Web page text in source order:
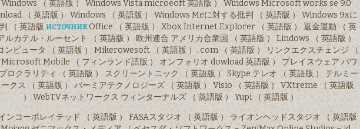
Windows （ 英語版 ） Windows Vista microeoft 英語版 ） Windows Microsoft works se 9.0
（ 英語版 ） Windows （ 英語版 ） Windows Meに対する批判 （ 英語版 ） Windows 9xに
（ 英語版источникOffice （ 英語版 ） Xbox Internet Explorer （ 英語版 ） 返金運動 （ 英
ルカテル・ルーセント （ 英語版 ） 欧州連合 アメリカ合衆国 （ 英語版 ） Lindows （ 英語版 ）
ンピュータ （ 英語版 ） Mikerowesoft （ 英語版 ）. com （ 英語版 ） リンクエクスチェンジ （
Microsoft Mobile （ フィンランド語版 ） オンフォリオ dowload 英語版 ） プレイスウェア パワ
ロクラリティ （ 英語版 ） スクリーントニック （ 英語版 ） Skype テレオ （ 英語版 ） テルミー
クス （ 英語版 ） バーミアテクノロジーズ （ 英語版 ） Visio （ 英語版 ） VXtreme （ 英語版
） WebTVネットワークス ウィンターナルズ （ 英語版 ） Yupi （ 英語版 ）.
ンコーポレイテッド （ 英語版 ） FASAスタジオ （ 英語版 ） ライオンヘッドスタジオ （ 英語版